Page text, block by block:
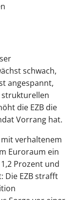
schwach,
angespannt,
die EZB die
Vorrang hat.
verhaltenem
Euroraum ein
Prozent und
Die EZB strafft